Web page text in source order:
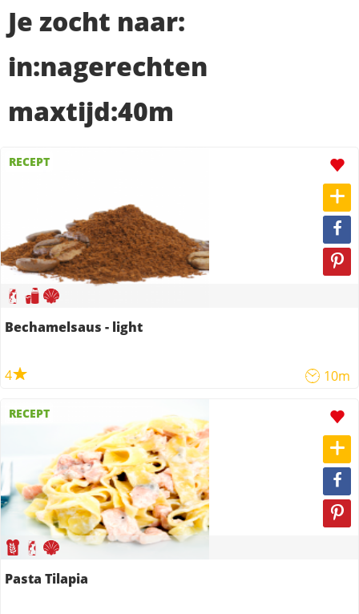
Je zocht naar:
in:nagerechten
maxtijd:40m
RECEPT
Bechamelsaus - light
4 10m
RECEPT
Pasta Tilapia